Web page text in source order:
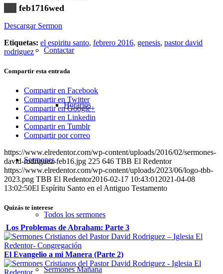
Contactar
Horarios
Sermones
Todos los sermones
Sermones Mañana
feb1716wed
Descargar Sermon
Etiquetas: el espiritu santo, febrero 2016, genesis, pastor david
rodriguez
Compartir esta entrada
Compartir en Facebook
Compartir en Twitter
Compartir en Google+
Compartir en Linkedin
Compartir en Tumblr
Compartir por correo
https://www.elredentor.com/wp-content/uploads/2016/02/sermones-
david-rodriguez-feb16.jpg 225 646 TBB El Redentor
https://www.elredentor.com/wp-content/uploads/2023/06/logo-tbb-
2023.png TBB El Redentor2016-02-17 10:43:01 2021-04-08
13:02:50El Espíritu Santo en el Antiguo Testamento
Quizás te interese
Los Problemas de Abraham: Parte 3
El Evangelio a mi Manera (Parte 2)